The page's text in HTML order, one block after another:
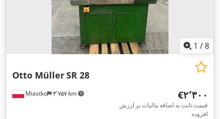
1 /8
Miastko ۳٬۷۵۷ km
Otto MüllerSR 28
‎€۲٬۳۰۰
قیمت ثابت به اضافه مالیات بر ارزش
افزوده